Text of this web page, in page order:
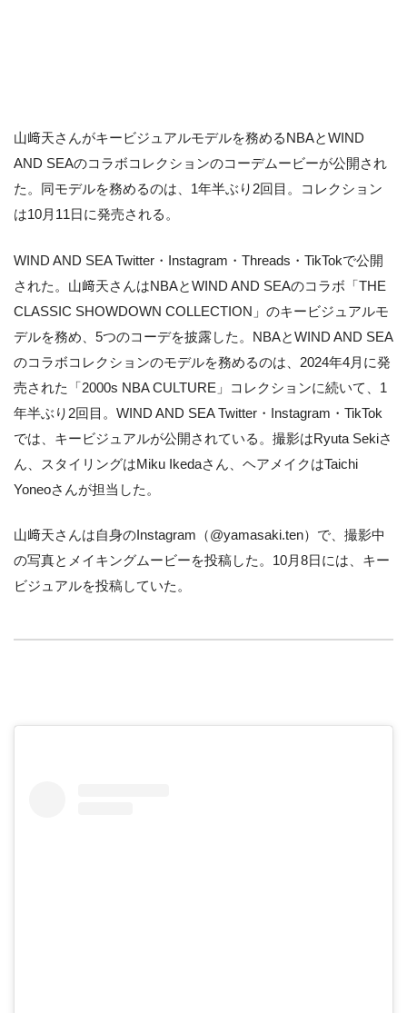
山﨑天さんがキービジュアルモデルを務めるNBAとWIND
AND SEAのコラボコレクションのコーデムービーが公開され
た。同モデルを務めるのは、1年半ぶり2回目。コレクション
は10月11日に発売される。
WIND AND SEA Twitter・Instagram・Threads・TikTokで公開
された。山﨑天さんはNBAとWIND AND SEAのコラボ「THE
CLASSIC SHOWDOWN COLLECTION」のキービジュアルモ
デルを務め、5つのコーデを披露した。NBAとWIND AND SEA
のコラボコレクションのモデルを務めるのは、2024年4月に発
売された「2000s NBA CULTURE」コレクションに続いて、1
年半ぶり2回目。WIND AND SEA Twitter・Instagram・TikTok
では、キービジュアルが公開されている。撮影はRyuta Sekiさ
ん、スタイリングはMiku Ikedaさん、ヘアメイクはTaichi
Yoneoさんが担当した。
山﨑天さんは自身のInstagram（@yamasaki.ten）で、撮影中
の写真とメイキングムービーを投稿した。10月8日には、キー
ビジュアルを投稿していた。